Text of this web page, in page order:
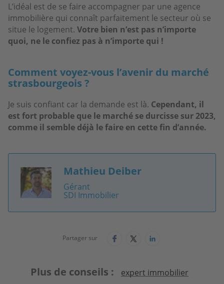
L’idéal est de se faire accompagner par une agence
immobilière qui connaît parfaitement le secteur où se
situe le logement. Votre bien n’est pas n’importe
quoi, ne le confiez pas à n’importe qui !
Comment voyez-vous l’avenir du marché
strasbourgeois ?
Je suis confiant car la demande est là. Cependant, il
est fort probable que le marché se durcisse sur 2023,
comme il semble déjà le faire en cette fin d’année.
Image Mathieu Deiber
Gérant
SDI Immobilier
Partager sur
Plus de conseils expert immobilier